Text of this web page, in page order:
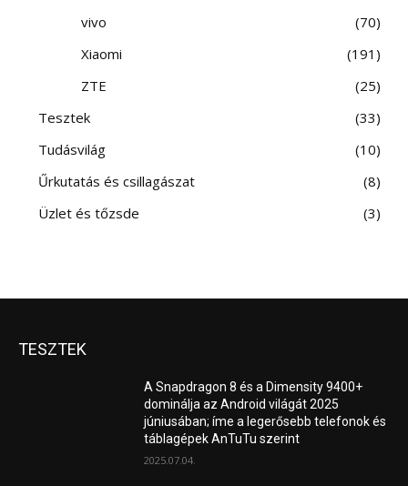
vivo
70
Xiaomi
191
ZTE
25
Tesztek
33
Tudásvilág
10
Űrkutatás és csillagászat
8
Üzlet és tőzsde
3
TESZTEK
A Snapdragon 8 és a Dimensity 9400+
dominálja az Android világát 2025
júniusában; íme a legerősebb telefonok és
táblagépek AnTuTu szerint
2025.07.04.